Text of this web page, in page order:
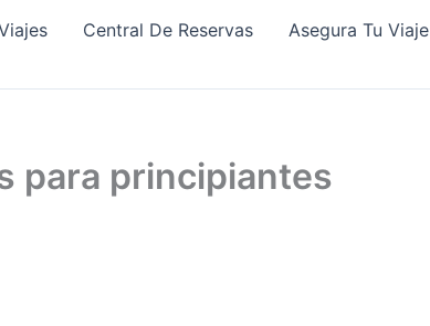
Central De Reservas Asegura Tu Viaje
para principiantes